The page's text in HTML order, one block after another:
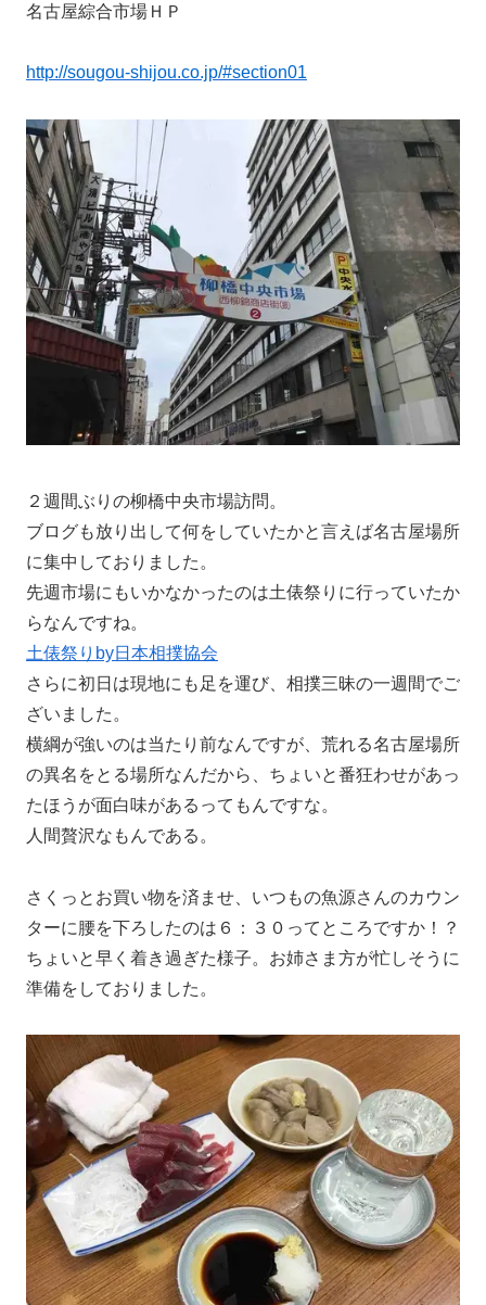
名古屋綜合市場ＨＰ
http://sougou-shijou.co.jp/#section01
２週間ぶりの柳橋中央市場訪問。
ブログも放り出して何をしていたかと言えば名古屋場所
に集中しておりました。
先週市場にもいかなかったのは土俵祭りに行っていたか
らなんですね。
土俵祭りby日本相撲協会
さらに初日は現地にも足を運び、相撲三昧の一週間でご
ざいました。
横綱が強いのは当たり前なんですが、荒れる名古屋場所
の異名をとる場所なんだから、ちょいと番狂わせがあっ
たほうが面白味があるってもんですな。
人間贅沢なもんである。
さくっとお買い物を済ませ、いつもの魚源さんのカウン
ターに腰を下ろしたのは６：３０ってところですか！？
ちょいと早く着き過ぎた様子。お姉さま方が忙しそうに
準備をしておりました。